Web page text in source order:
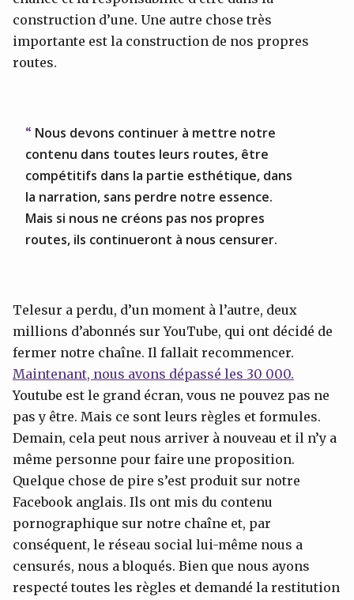
construction d’une. Une autre chose très
importante est la construction de nos propres
routes.
Nous devons continuer à mettre notre
contenu dans toutes leurs routes, être
compétitifs dans la partie esthétique, dans
la narration, sans perdre notre essence.
Mais si nous ne créons pas nos propres
routes, ils continueront à nous censurer.
Telesur a perdu, d’un moment à l’autre, deux
millions d’abonnés sur YouTube, qui ont décidé de
fermer notre chaîne. Il fallait recommencer.
Maintenant, nous avons dépassé les 30 000.
Youtube est le grand écran, vous ne pouvez pas ne
pas y être. Mais ce sont leurs règles et formules.
Demain, cela peut nous arriver à nouveau et il n’y a
même personne pour faire une proposition.
Quelque chose de pire s’est produit sur notre
Facebook anglais. Ils ont mis du contenu
pornographique sur notre chaîne et, par
conséquent, le réseau social lui-même nous a
censurés, nous a bloqués. Bien que nous ayons
respecté toutes les règles et demandé la restitution